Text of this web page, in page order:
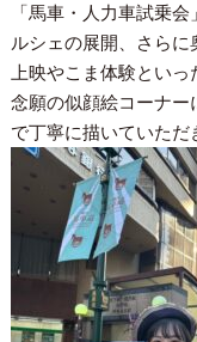
「馬車・人力車試乗
ルシェの展開、さら
上映やこま体験とい
念願の似顔絵コーナー
で丁寧に描いていただ